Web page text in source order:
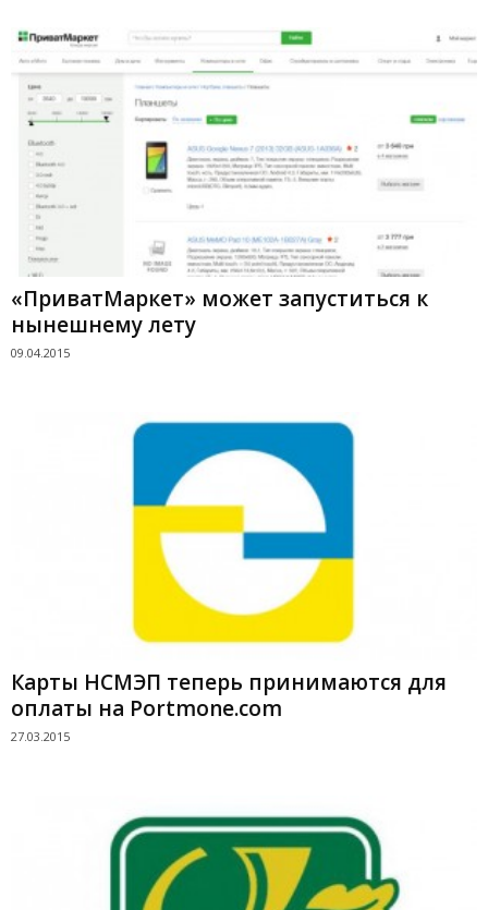
«ПриватМаркет» может запуститься к
нынешнему лету
09.04.2015
Карты НСМЭП теперь принимаются для
оплаты на Portmone.com
27.03.2015